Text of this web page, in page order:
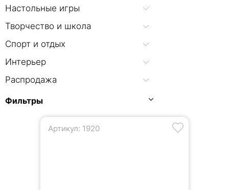
Настольные игры
Творчество и школа
Спорт и отдых
Интерьер
Распродажа
Фильтры
Артикул: 1920